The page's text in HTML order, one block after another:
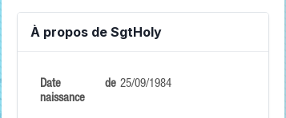
À propos de SgtHoly
Date de
naissance
25/09/1984